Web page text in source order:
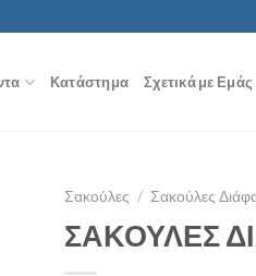
Κατάστημα Σχετικά με Εμάς
Σακούλες / Σακούλες
ΣΑΚΟΥΛΕΣ